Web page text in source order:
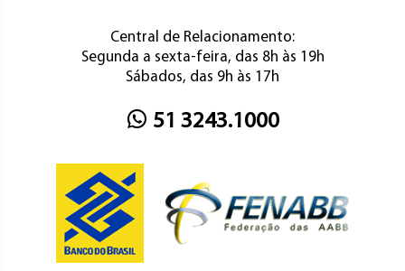
Central de Relacionamento:
Segunda a sexta-feira, das 8h às 19h
Sábados, das 9h às 17h
51 3243.1000